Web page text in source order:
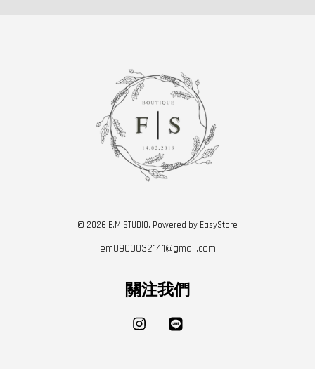
© 2026 E.M STUDIO. Powered by EasyStore
em0900032141@gmail.com
關注我們
Instagram